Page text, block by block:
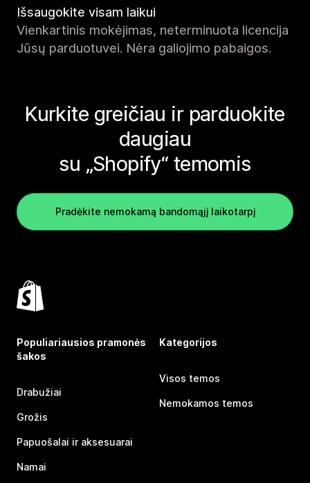
Išsaugokite visam laikui
Vienkartinis mokėjimas, neterminuota licencija
Jūsų parduotuvei. Nėra galiojimo pabaigos.
Kurkite greičiau ir parduokite
daugiau
su „Shopify“ temomis
Pradėkite nemokamą bandomąjį laikotarpį
Populiariausios pramonės
šakos
Drabužiai
Grožis
Papuošalai ir aksesuarai
Namai
Kategorijos
Visos temos
Nemokamos temos